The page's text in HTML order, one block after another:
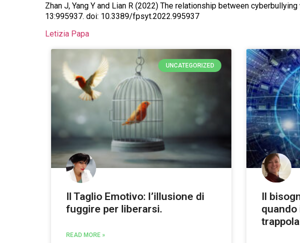
Zhan J, Yang Y and Lian R (2022) The relationship between
13:995937. doi: 10.3389/fpsyt.2022.995937
Letizia Papa
UNCATEGORIZED
Il Taglio Emotivo: l’illusione di
fuggire per liberarsi.
READ MORE »
Il
trappola